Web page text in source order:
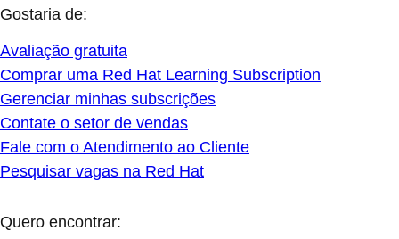
Gostaria de:
Avaliação gratuita
Comprar uma Red Hat Learning Subscription
Gerenciar minhas subscrições
Contate o setor de vendas
Fale com o Atendimento ao Cliente
Pesquisar vagas na Red Hat
Quero encontrar: